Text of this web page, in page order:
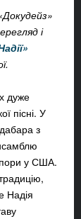
і
дуже
пісні. У
з
у США.
Надія